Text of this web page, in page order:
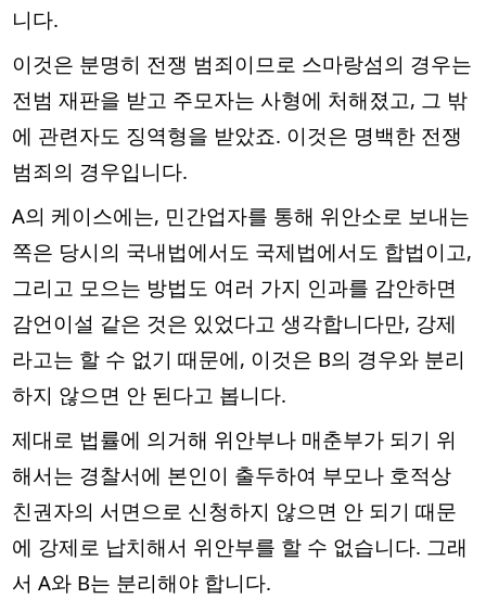
니다.
이것은 분명히 전쟁 범죄이므로 스마랑섬의 경우는
전범 재판을 받고 주모자는 사형에 처해졌고, 그 밖
에 관련자도 징역형을 받았죠. 이것은 명백한 전쟁
범죄의 경우입니다.
A의 케이스에는, 민간업자를 통해 위안소로 보내는
쪽은 당시의 국내법에서도 국제법에서도 합법이고,
그리고 모으는 방법도 여러 가지 인과를 감안하면
감언이설 같은 것은 있었다고 생각합니다만, 강제
라고는 할 수 없기 때문에, 이것은 B의 경우와 분리
하지 않으면 안 된다고 봅니다.
제대로 법률에 의거해 위안부나 매춘부가 되기 위
해서는 경찰서에 본인이 출두하여 부모나 호적상
친권자의 서면으로 신청하지 않으면 안 되기 때문
에 강제로 납치해서 위안부를 할 수 없습니다. 그래
서 A와 B는 분리해야 합니다.